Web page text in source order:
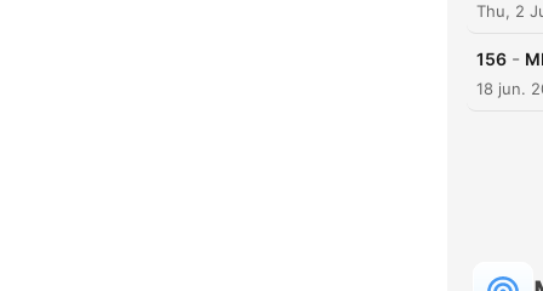
Thu, 2
156 -
18 jun.